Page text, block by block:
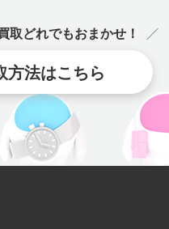
取どれでもおまかせ！
方法はこちら